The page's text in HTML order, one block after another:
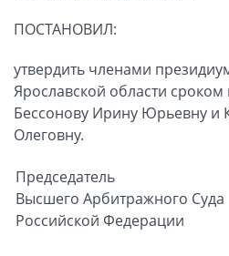
ПОСТАНОВИЛ:
утвердить членами
Ярославской области сроком
Бессонову Ирину Юрьевну и
Олеговну.
Председатель
Высшего Арбитражного Суда
Российской Федерации